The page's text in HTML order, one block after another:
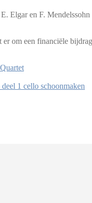
Elgar en F. Mendelssohn
om een financiële
1 cello schoonmaken